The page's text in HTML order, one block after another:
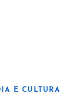
E CULTURA